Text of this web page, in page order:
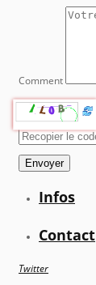
Comment
Envoyer
Infos
Contact
Twitter